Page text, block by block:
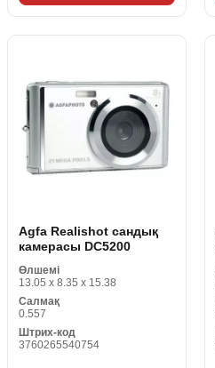
Agfa Realishot сандық
камерасы DC5200
Өлшемі
13.05 x 8.35 x 15.38
Салмақ
0.557
Штрих-код
3760265540754